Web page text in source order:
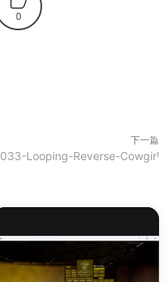
0
下一篇
033-Looping-Reverse-Cowgirl